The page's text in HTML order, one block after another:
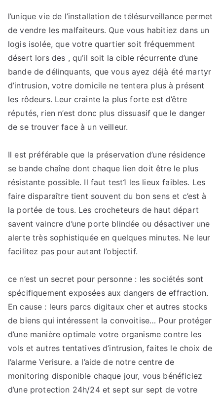
l’unique vie de l’installation de télésurveillance permet
de vendre les malfaiteurs. Que vous habitiez dans un
logis isolée, que votre quartier soit fréquemment
désert lors des , qu’il soit la cible récurrente d’une
bande de délinquants, que vous ayez déjà été martyr
d’intrusion, votre domicile ne tentera plus à présent
les rôdeurs. Leur crainte la plus forte est d’être
réputés, rien n’est donc plus dissuasif que le danger
de se trouver face à un veilleur.
Il est préférable que la préservation d’une résidence
se bande chaîne dont chaque lien doit être le plus
résistante possible. Il faut test1 les lieux faibles. Les
faire disparaître tient souvent du bon sens et c’est à
la portée de tous. Les crocheteurs de haut départ
savent vaincre d’une porte blindée ou désactiver une
alerte très sophistiquée en quelques minutes. Ne leur
facilitez pas pour autant l’objectif.
ce n’est un secret pour personne : les sociétés sont
spécifiquement exposées aux dangers de effraction.
En cause : leurs parcs digitaux cher et autres stocks
de biens qui intéressent la convoitise… Pour protéger
d’une manière optimale votre organisme contre les
vols et autres tentatives d’intrusion, faites le choix de
l’alarme Verisure. a l’aide de notre centre de
monitoring disponible chaque jour, vous bénéficiez
d’une protection 24h/24 et sept sur sept de votre